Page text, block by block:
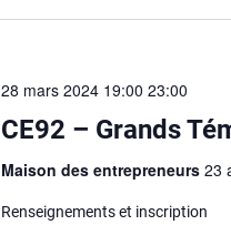
28 mars 2024 19:00 23:00
CE92 – Grands
Maison des entrepreneurs 23
Renseignements et inscription